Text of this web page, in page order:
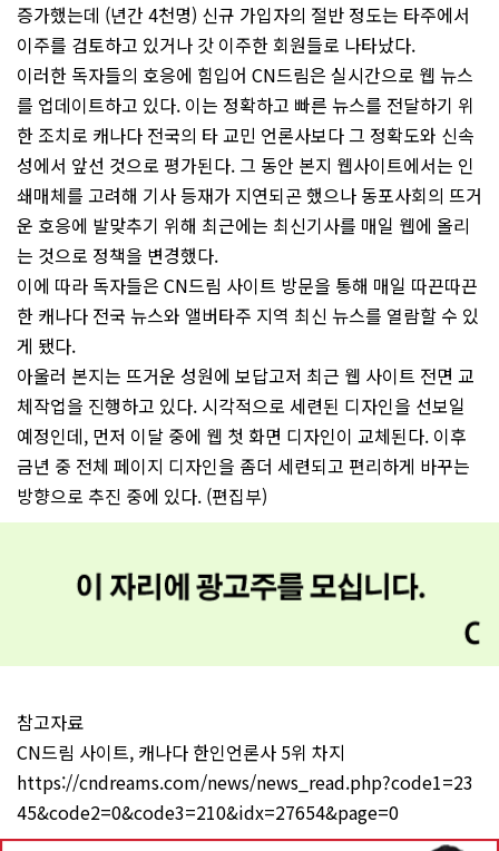
증가했는데 (년간 4천명) 신규 가입자의 절반 정도는 타주에서
이주를 검토하고 있거나 갓 이주한 회원들로 나타났다.
이러한 독자들의 호응에 힘입어 CN드림은 실시간으로 웹 뉴스
를 업데이트하고 있다. 이는 정확하고 빠른 뉴스를 전달하기 위
한 조치로 캐나다 전국의 타 교민 언론사보다 그 정확도와 신속
성에서 앞선 것으로 평가된다. 그 동안 본지 웹사이트에서는 인
쇄매체를 고려해 기사 등재가 지연되곤 했으나 동포사회의 뜨거
운 호응에 발맞추기 위해 최근에는 최신기사를 매일 웹에 올리
는 것으로 정책을 변경했다.
이에 따라 독자들은 CN드림 사이트 방문을 통해 매일 따끈따끈
한 캐나다 전국 뉴스와 앨버타주 지역 최신 뉴스를 열람할 수 있
게 됐다.
아울러 본지는 뜨거운 성원에 보답고저 최근 웹 사이트 전면 교
체작업을 진행하고 있다. 시각적으로 세련된 디자인을 선보일
예정인데, 먼저 이달 중에 웹 첫 화면 디자인이 교체된다. 이후
금년 중 전체 페이지 디자인을 좀더 세련되고 편리하게 바꾸는
방향으로 추진 중에 있다. (편집부)
참고자료
CN드림 사이트, 캐나다 한인언론사 5위 차지
https://cndreams.com/news/news_read.php?code1=23
45&code2=0&code3=210&idx=27654&page=0